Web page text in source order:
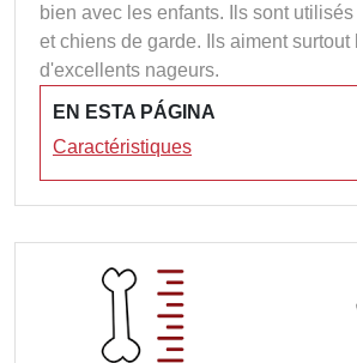
bien avec les enfants. Ils sont
et chiens de garde. Ils aiment surtout
d'excellents nageurs.
EN ESTA PÁGINA
Caractéristiques